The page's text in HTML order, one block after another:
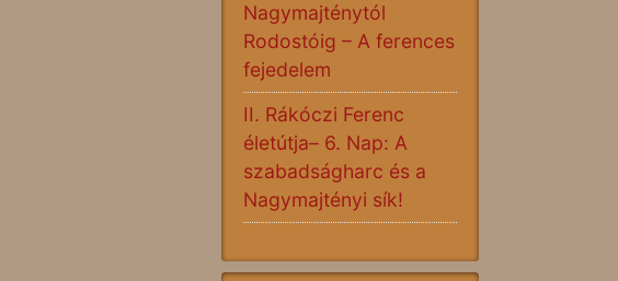
Nagymajténytól
Rodostóig – A ferences
fejedelem
II. Rákóczi Ferenc
életútja– 6. Nap: A
szabadságharc és a
Nagymajtényi sík!